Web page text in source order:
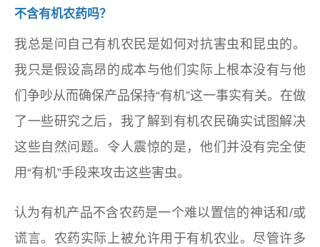
不含有机农药吗？
我总是问自己有机农民是如何对抗害虫和昆虫的。
我只是假设高昂的成本与他们实际上根本没有与他
们争吵从而确保产品保持“有机”这一事实有关。在做
了一些研究之后，我了解到有机农民确实试图解决
这些自然问题。令人震惊的是，他们并没有完全使
用“有机”手段来攻击这些害虫。
认为有机产品不含农药是一个难以置信的神话和/或
谎言。农药实际上被允许用于有机农业。尽管许多